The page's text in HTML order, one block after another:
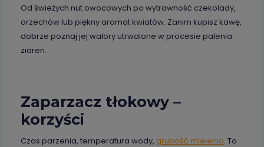
Od świeżych nut owocowych po wytrawność czekolady,
orzechów lub piękny aromat kwiatów. Zanim kupisz kawę,
dobrze poznaj jej walory utrwalone w procesie palenia
ziaren.
Zaparzacz tłokowy –
korzyści
Czas parzenia, temperatura wody, grubość mielenia. To